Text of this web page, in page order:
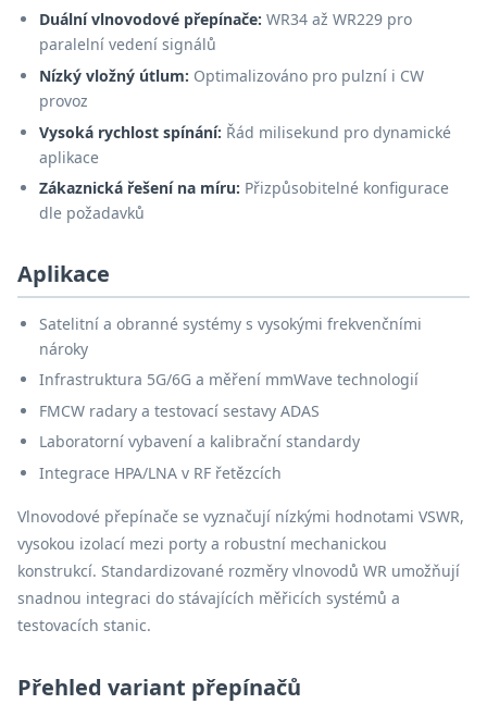
Duální vlnovodové přepínače: WR34 až WR229 pro
paralelní vedení signálů
Nízký vložný útlum: Optimalizováno pro pulzní i CW
provoz
Vysoká rychlost spínání: Řád milisekund pro dynamické
aplikace
Zákaznická řešení na míru: Přizpůsobitelné konfigurace
dle požadavků
Aplikace
Satelitní a obranné systémy s vysokými frekvenčními
nároky
Infrastruktura 5G/6G a měření mmWave technologií
FMCW radary a testovací sestavy ADAS
Laboratorní vybavení a kalibrační standardy
Integrace HPA/LNA v RF řetězcích
Vlnovodové přepínače se vyznačují nízkými hodnotami VSWR,
vysokou izolací mezi porty a robustní mechanickou
konstrukcí. Standardizované rozměry vlnovodů WR umožňují
snadnou integraci do stávajících měřicích systémů a
testovacích stanic.
Přehled variant přepínačů